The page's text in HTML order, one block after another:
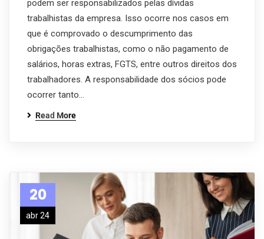
podem ser responsabilizados pelas dívidas
trabalhistas da empresa. Isso ocorre nos casos em
que é comprovado o descumprimento das
obrigações trabalhistas, como o não pagamento de
salários, horas extras, FGTS, entre outros direitos dos
trabalhadores. A responsabilidade dos sócios pode
ocorrer tanto…
Read More
20
abr 24